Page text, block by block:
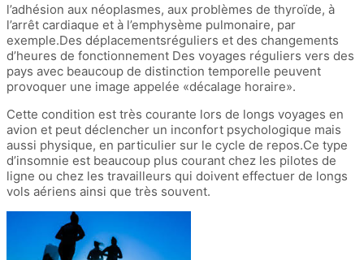
l’adhésion aux néoplasmes, aux problèmes de thyroïde, à
l’arrêt cardiaque et à l’emphysème pulmonaire, par
exemple.Des déplacementsréguliers et des changements
d’heures de fonctionnement Des voyages réguliers vers des
pays avec beaucoup de distinction temporelle peuvent
provoquer une image appelée «décalage horaire».
Cette condition est très courante lors de longs voyages en
avion et peut déclencher un inconfort psychologique mais
aussi physique, en particulier sur le cycle de repos.Ce type
d’insomnie est beaucoup plus courant chez les pilotes de
ligne ou chez les travailleurs qui doivent effectuer de longs
vols aériens ainsi que très souvent.